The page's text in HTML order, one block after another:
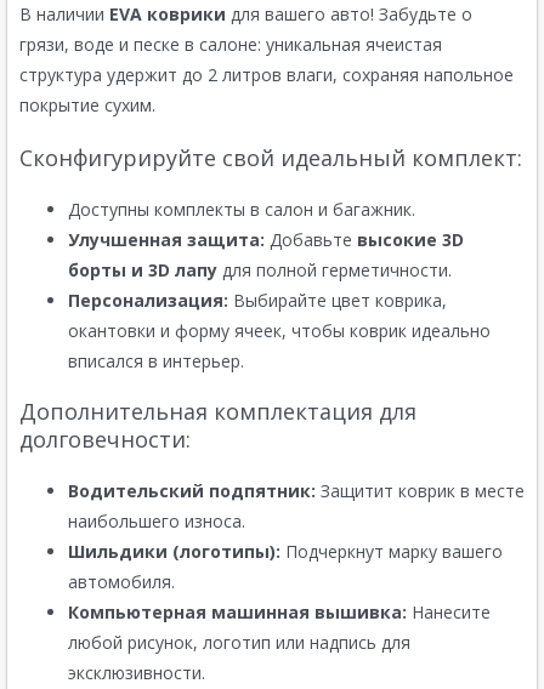
В наличии EVA коврики для вашего авто! Забудьте о
грязи, воде и песке в салоне: уникальная ячеистая
структура удержит до 2 литров влаги, сохраняя напольное
покрытие сухим.
Сконфигурируйте свой идеальный комплект:
Доступны комплекты в салон и багажник.
Улучшенная защита: Добавьте высокие 3D
борты и 3D лапу для полной герметичности.
Персонализация: Выбирайте цвет коврика,
окантовки и форму ячеек, чтобы коврик идеально
вписался в интерьер.
Дополнительная комплектация для
долговечности:
Водительский подпятник: Защитит коврик в месте
наибольшего износа.
Шильдики (логотипы): Подчеркнут марку вашего
автомобиля.
Компьютерная машинная вышивка: Нанесите
любой рисунок, логотип или надпись для
эксклюзивности.